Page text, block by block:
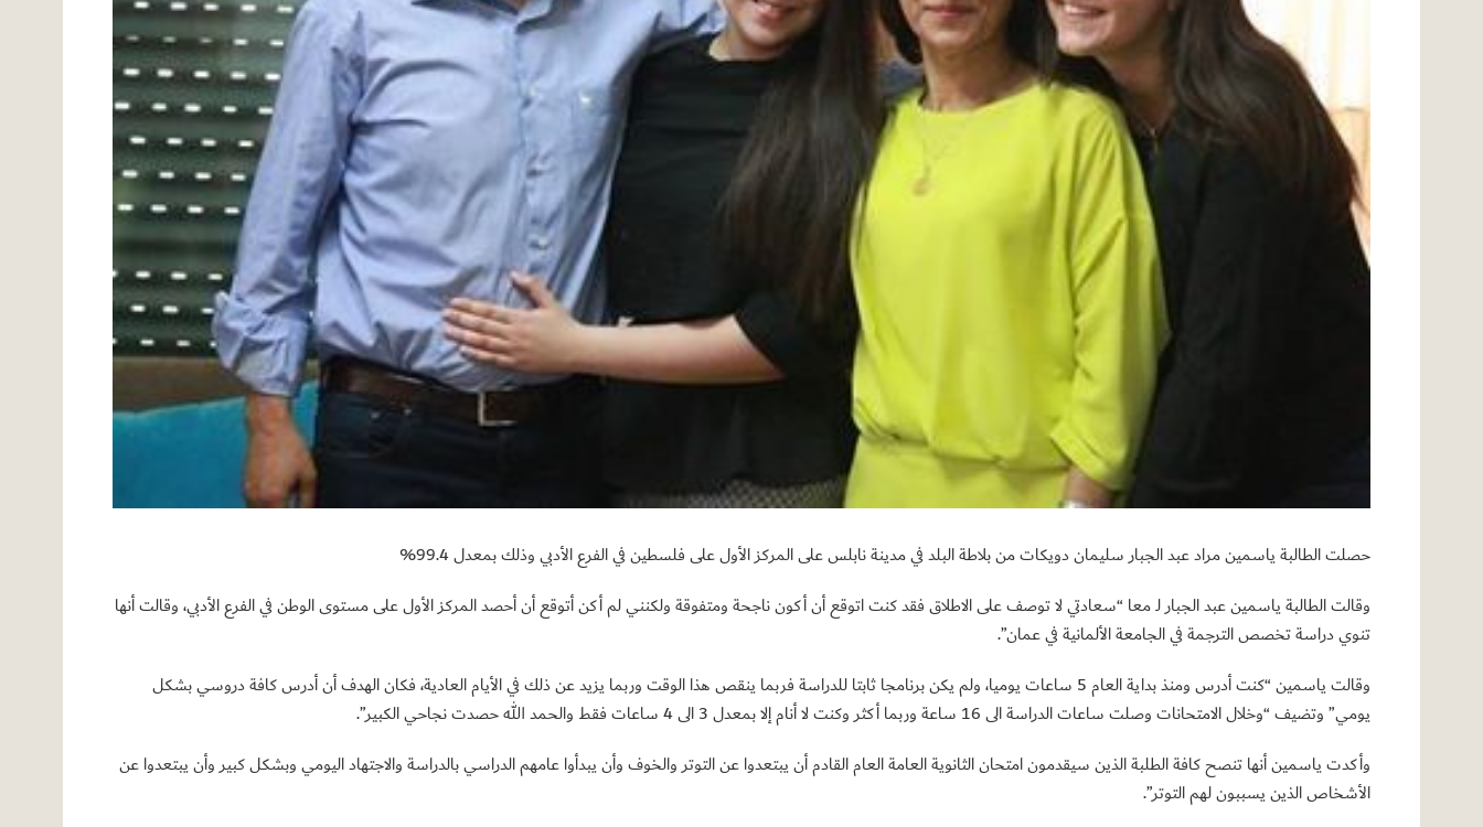
حصلت الطالبة ياسمين مراد عبد الجبار سليمان دويكات من بلاطة البلد في مدينة نابلس على المركز الأول على فلسطين في الفرع الأدبي وذلك بمعدل 99.4%
وقالت الطالبة ياسمين عبد الجبار لـ معا “سعادتي لا توصف على الاطلاق فقد كنت اتوقع أن أكون ناجحة ومتفوقة ولكنني لم أكن أتوقع أن أحصد المركز الأول على مستوى الوطن في الفرع الأدبي، وقالت أنها
تنوي دراسة تخصص الترجمة في الجامعة الألمانية في عمان”.
وقالت ياسمين “كنت أدرس ومنذ بداية العام 5 ساعات يوميا، ولم يكن برنامجا ثابتا للدراسة فربما ينقص هذا الوقت وربما يزيد عن ذلك في الأيام العادية، فكان الهدف أن أدرس كافة دروسي بشكل
يومي” وتضيف “وخلال الامتحانات وصلت ساعات الدراسة الى 16 ساعة وربما أكثر وكنت لا أنام إلا بمعدل 3 الى 4 ساعات فقط والحمد الله حصدت نجاحي الكبير”.
وأكدت ياسمين أنها تنصح كافة الطلبة الذين سيقدمون امتحان الثانوية العامة العام القادم أن يبتعدوا عن التوتر والخوف وأن يبدأوا عامهم الدراسي بالدراسة والاجتهاد اليومي وبشكل كبير وأن يبتعدوا عن
الأشخاص الذين يسببون لهم التوتر”.